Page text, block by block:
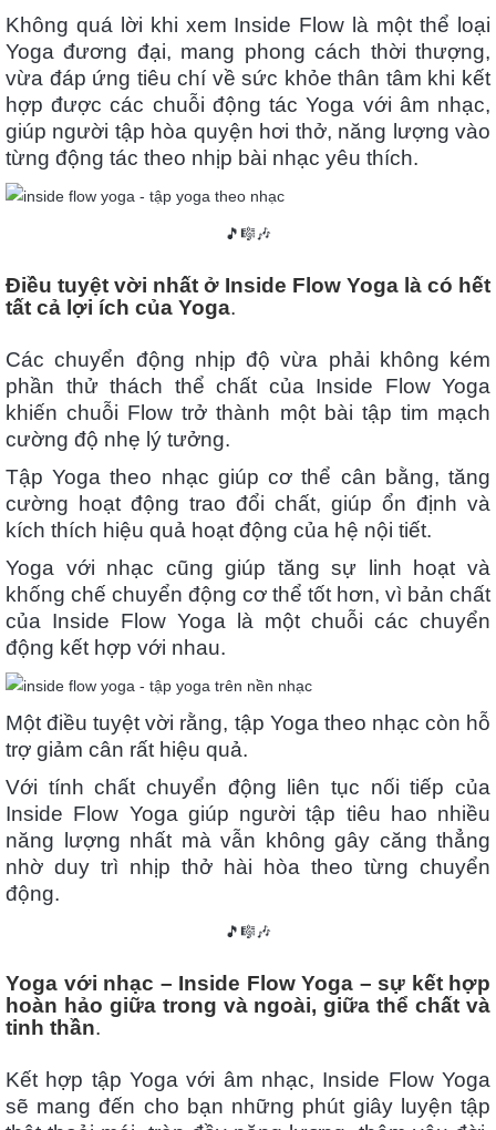
Không quá lời khi xem Inside Flow là một thể loại
Yoga đương đại, mang phong cách thời thượng,
vừa đáp ứng tiêu chí về sức khỏe thân tâm khi kết
hợp được các chuỗi động tác Yoga với âm nhạc,
giúp người tập hòa quyện hơi thở, năng lượng vào
từng động tác theo nhịp bài nhạc yêu thích.
🎵🎼🎶
Điều tuyệt vời nhất ở Inside Flow Yoga là có hết
tất cả lợi ích của Yoga.
Các chuyển động nhịp độ vừa phải không kém
phần thử thách thể chất của Inside Flow Yoga
khiến chuỗi Flow trở thành một bài tập tim mạch
cường độ nhẹ lý tưởng.
Tập Yoga theo nhạc giúp cơ thể cân bằng, tăng
cường hoạt động trao đổi chất, giúp ổn định và
kích thích hiệu quả hoạt động của hệ nội tiết.
Yoga với nhạc cũng giúp tăng sự linh hoạt và
khống chế chuyển động cơ thể tốt hơn, vì bản chất
của Inside Flow Yoga là một chuỗi các chuyển
động kết hợp với nhau.
Một điều tuyệt vời rằng, tập Yoga theo nhạc còn hỗ
trợ giảm cân rất hiệu quả.
Với tính chất chuyển động liên tục nối tiếp của
Inside Flow Yoga giúp người tập tiêu hao nhiều
năng lượng nhất mà vẫn không gây căng thẳng
nhờ duy trì nhịp thở hài hòa theo từng chuyển
động.
🎵🎼🎶
Yoga với nhạc – Inside Flow Yoga – sự kết hợp
hoàn hảo giữa trong và ngoài, giữa thể chất và
tinh thần.
Kết hợp tập Yoga với âm nhạc, Inside Flow Yoga
sẽ mang đến cho bạn những phút giây luyện tập